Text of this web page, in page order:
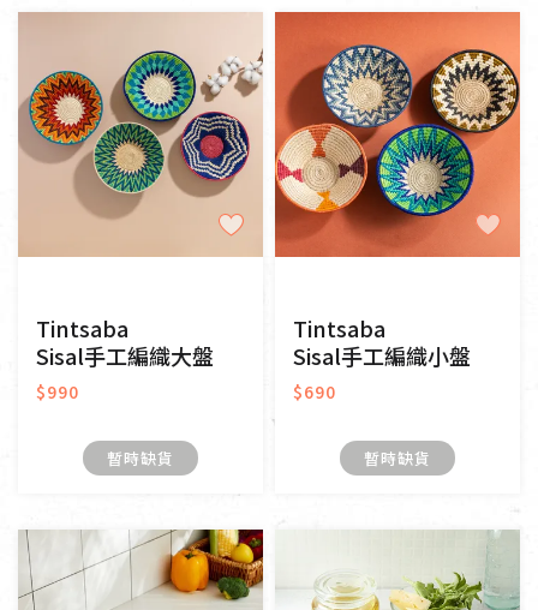
Tintsaba
Sisal手工編織大盤
$990
暫時缺貨
Tintsaba
Sisal手工編織小盤
$690
暫時缺貨